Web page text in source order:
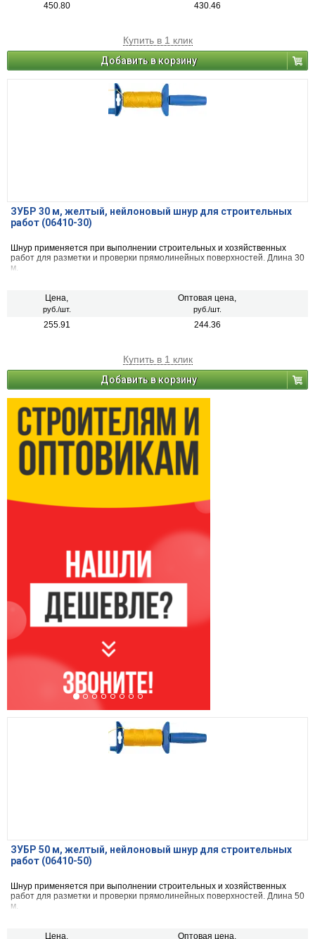
450.80 430.46
Купить в 1 клик
Добавить в корзину
ЗУБР 30 м, желтый, нейлоновый шнур для строительных
работ (06410-30)
Шнур применяется при выполнении строительных и хозяйственных
работ для разметки и проверки прямолинейных поверхностей. Длина 30
м.
Цена,
руб./шт.
Оптовая цена,
руб./шт.
255.91 244.36
Купить в 1 клик
Добавить в корзину
ЗУБР 50 м, желтый, нейлоновый шнур для строительных
работ (06410-50)
Шнур применяется при выполнении строительных и хозяйственных
работ для разметки и проверки прямолинейных поверхностей. Длина 50
м.
Цена, Оптовая цена,